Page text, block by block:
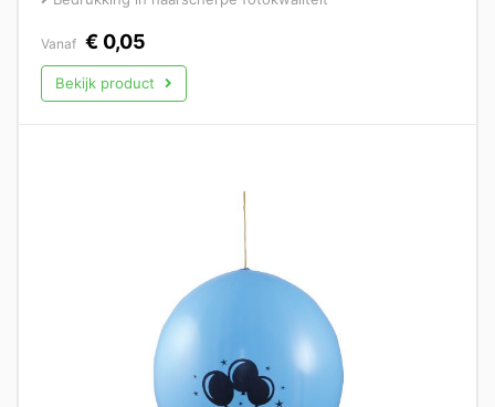
Vanaf € 0,05
Bekijk product